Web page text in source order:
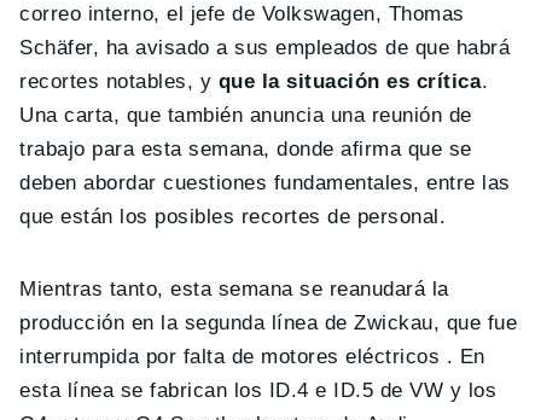
correo interno, el jefe de Volkswagen, Thomas
Schäfer, ha avisado a sus empleados de que habrá
recortes notables, y que la situación es crítica.
Una carta, que también anuncia una reunión de
trabajo para esta semana, donde afirma que se
deben abordar cuestiones fundamentales, entre las
que están los posibles recortes de personal.
Mientras tanto, esta semana se reanudará la
producción en la segunda línea de Zwickau, que fue
interrumpida por falta de motores eléctricos . En
esta línea se fabrican los ID.4 e ID.5 de VW y los